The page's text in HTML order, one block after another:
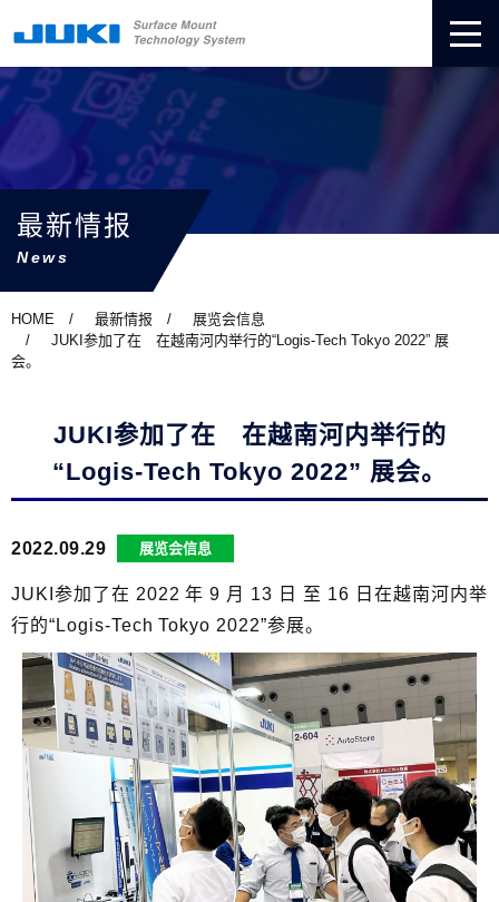
最新情报
News
HOME 最新情报
展览会信息
JUKI参加了在 在越南河内举行的“Logis-Tech Tokyo 2022” 展
会。
JUKI参加了在 在越南河内举行的
“Logis-Tech Tokyo 2022” 展会。
2022.09.29 展览会信息
JUKI参加了在 2022 年 9 月 13 日 至 16 日在越南河内举
行的“Logis-Tech Tokyo 2022”参展。